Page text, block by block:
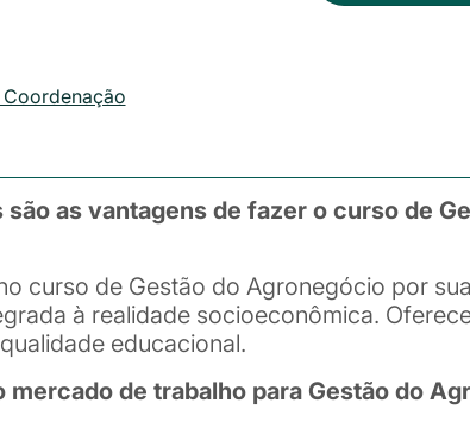
Coordenação
são as vantagens de fazer o curso de
curso de Gestão do Agronegócio por
à realidade socioeconômica.
educacional.
mercado de trabalho para Gestão do